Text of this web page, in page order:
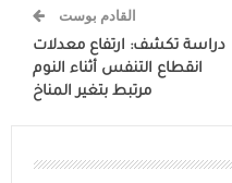
القادم بوست
دراسة تكشف: ارتفاع معدلات
انقطاع التنفس أثناء النوم
مرتبط بتغير المناخ